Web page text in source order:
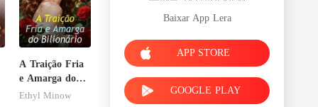
A Traição Fria
e Amarga do
Bilionário
Ethyl Minow
Baixar App Lera
APP STORE
GOOGLE PLAY